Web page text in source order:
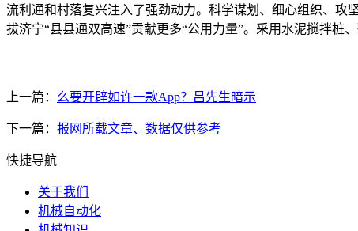
流利通和村落复兴注入了强劲动力。科学谋划、细心组织、攻
拔济宁“县县通双高速”贡献更多“公用力量”。采用水泥搅拌桩
上一篇： 么要开辟如许一款App？吕先生暗示
下一篇： 报网所载文章、数据仅供参考
快捷导航
关于我们
机械自动化